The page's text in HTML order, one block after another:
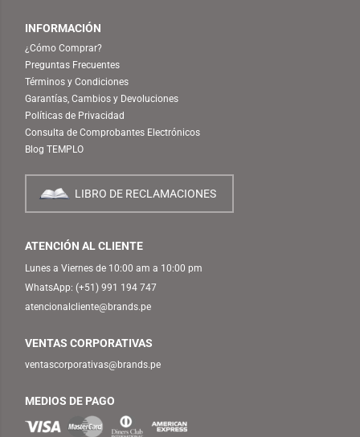
INFORMACIÓN
¿Cómo Comprar?
Preguntas Frecuentes
Términos y Condiciones
Garantías, Cambios y Devoluciones
Políticas de Privacidad
Consulta de Comprobantes Electrónicos
Blog TEMPLO
LIBRO DE RECLAMACIONES
ATENCIÓN AL CLIENTE
Lunes a Viernes de 10:00 am a 10:00 pm
WhatsApp: (+51) 991 194 747
atencionalcliente@brands.pe
VENTAS CORPORATIVAS
ventascorporativas@brands.pe
MEDIOS DE PAGO